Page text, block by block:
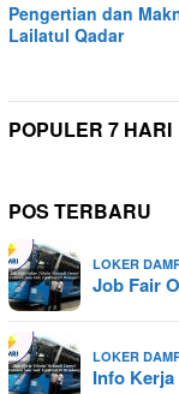
Pengertian dan
Lailatul Qadar
POPULER 7 HARI
POS TERBARU
LOKER
Job Fair
LOKER
Info